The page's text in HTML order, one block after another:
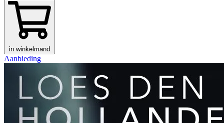
in winkelmand
Aanbieding